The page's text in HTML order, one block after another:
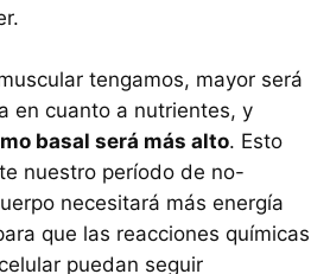
tengamos, mayor será
en cuanto a nutrientes, y
basal será más alto. Esto
nuestro período de no-
necesitará más energía
que las reacciones químicas
puedan seguir